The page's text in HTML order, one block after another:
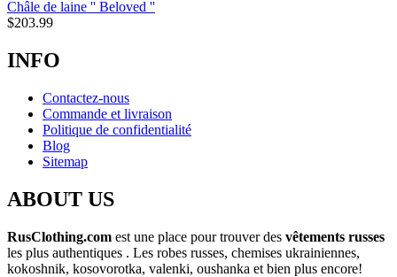
Châle de laine '' Beloved ''
$203.99
INFO
Contactez-nous
Commande et livraison
Politique de confidentialité
Blog
Sitemap
ABOUT US
RusClothing.com est une place pour trouver des vêtements russes
les plus authentiques . Les robes russes, chemises ukrainiennes,
kokoshnik, kosovorotka, valenki, oushanka et bien plus encore!